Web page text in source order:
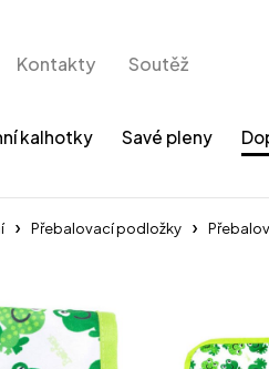
Kontakty Soutěž
kalhotky Savé pleny
Přebalovací podložky